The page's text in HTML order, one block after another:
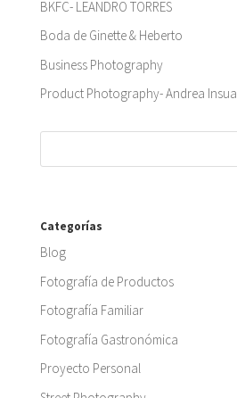
BKFC- LEANDRO TORRES
Boda de Ginette & Heberto
Business Photography
Product Photography- Andrea Insua
Categorías
Blog
Fotografía de Productos
Fotografía Familiar
Fotografía Gastronómica
Proyecto Personal